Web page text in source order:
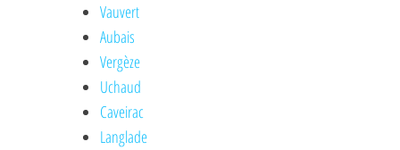
Vauvert
Aubais
Vergèze
Uchaud
Caveirac
Langlade